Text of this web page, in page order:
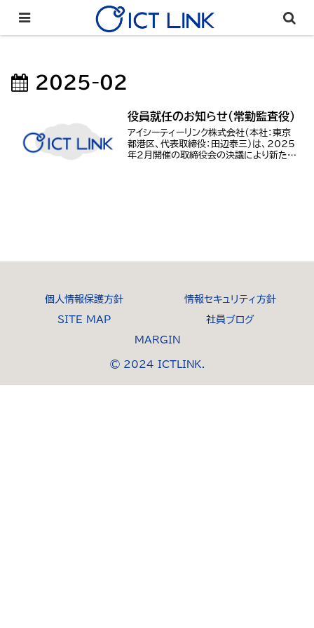
2025-02
役員就任のお知らせ（常勤監査役）
アイシーティーリンク株式会社（本社：東京
都港区、代表取締役：田辺泰三）は、2025
年2月開催の取締役会の決議により新たに
個人情報保護方針 情報セキュリティ方針
SITE MAP 社員ブログ
MARGIN
© 2024 ICTLINK.